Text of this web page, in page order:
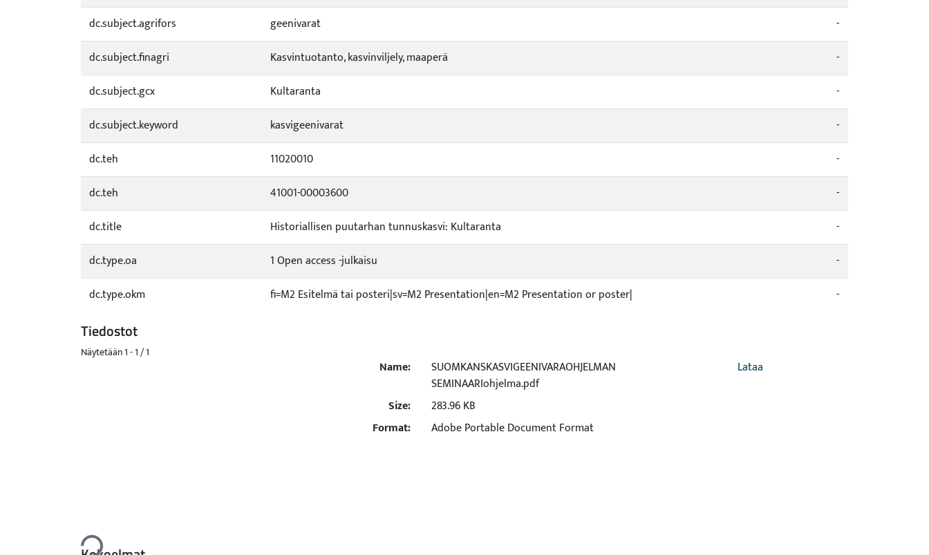
dc.subject.agrifors
geenivarat
-
dc.subject.finagri
Kasvintuotanto, kasvinviljely, maaperä
-
dc.subject.gcx
Kultaranta
-
dc.subject.keyword
kasvigeenivarat
-
dc.teh
11020010
-
dc.teh
41001-00003600
-
dc.title
Historiallisen puutarhan tunnuskasvi: Kultaranta
-
dc.type.oa
1 Open access -julkaisu
-
dc.type.okm
fi=M2 Esitelmä tai posteri|sv=M2 Presentation|en=M2 Presentation or poster| -
Tiedostot
Näytetään1 - 1 / 1
Ladataan...
Name:
SUOMKANSKASVIGEENIVARAOHJELMAN
SEMINAARIohjelma.pdf
Size:
283.96 KB
Format:
Adobe Portable Document Format
Lataa